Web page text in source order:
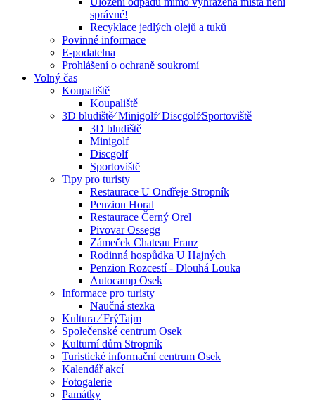
správné!
Recyklace jedlých olejů a tuků
Povinné informace
E-podatelna
Prohlášení o ochraně soukromí
Volný čas
Koupaliště
Koupaliště
3D bludiště⁄ Minigolf⁄ Discgolf⁄Sportoviště
3D bludiště
Minigolf
Discgolf
Sportoviště
Tipy pro turisty
Restaurace U Ondřeje Stropník
Penzion Horal
Restaurace Černý Orel
Pivovar Ossegg
Zámeček Chateau Franz
Rodinná hospůdka U Hajných
Penzion Rozcestí - Dlouhá Louka
Autocamp Osek
Informace pro turisty
Naučná stezka
Kultura ⁄ FrýTajm
Společenské centrum Osek
Kulturní dům Stropník
Turistické informační centrum Osek
Kalendář akcí
Fotogalerie
Památky